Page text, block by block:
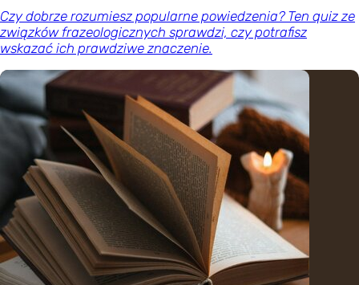
Czy dobrze rozumiesz popularne powiedzenia? Ten quiz ze
związków frazeologicznych sprawdzi, czy potrafisz
wskazać ich prawdziwe znaczenie.